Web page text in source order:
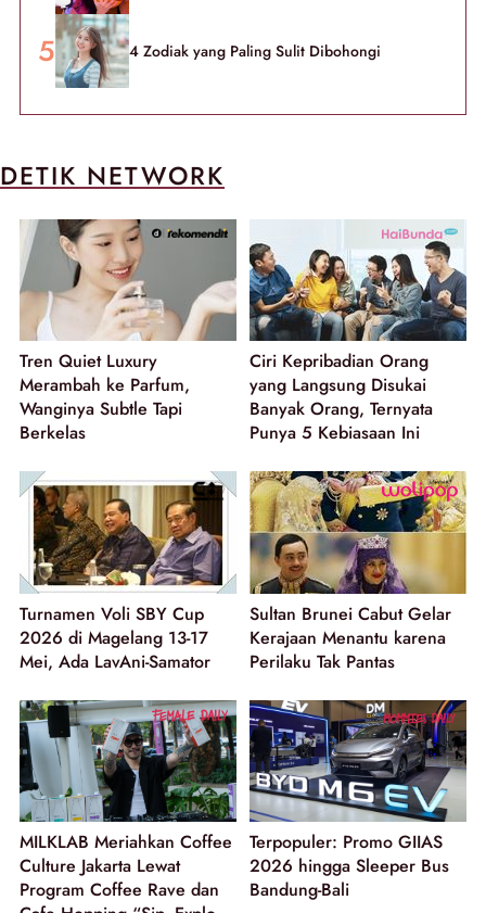
4 Zodiak yang Paling Sulit Dibohongi
DETIK NETWORK
Tren Quiet Luxury
Merambah ke Parfum,
Wanginya Subtle Tapi
Berkelas
Ciri Kepribadian Orang
yang Langsung Disukai
Banyak Orang, Ternyata
Punya 5 Kebiasaan Ini
Turnamen Voli SBY Cup
2026 di Magelang 13-17
Mei, Ada LavAni-Samator
Sultan Brunei Cabut Gelar
Kerajaan Menantu karena
Perilaku Tak Pantas
MILKLAB Meriahkan Coffee
Culture Jakarta Lewat
Program Coffee Rave dan
Terpopuler: Promo GIIAS
2026 hingga Sleeper Bus
Bandung-Bali